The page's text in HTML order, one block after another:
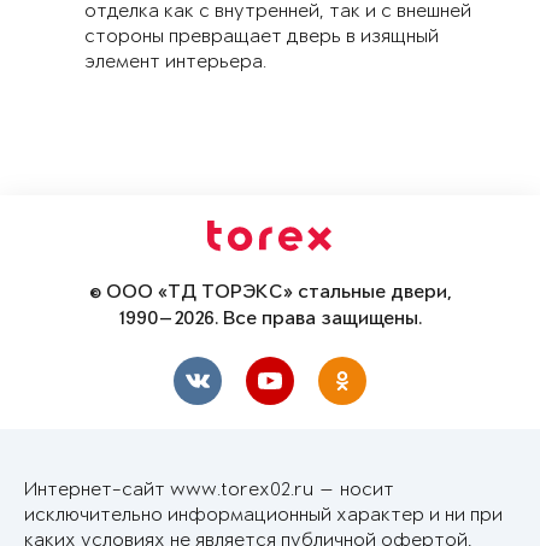
отделка как с внутренней, так и с внешней
стороны превращает дверь в изящный
элемент интерьера.
© ООО «ТД ТОРЭКС» стальные двери,
1990—2026. Все права защищены.
Интернет-сайт www.torex02.ru — носит
исключительно информационный характер и ни при
каких условиях не является публичной офертой,